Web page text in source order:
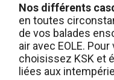
Nos différents
en toutes
de vos balades
air avec EOLE.
choisissez KSK et
liées aux